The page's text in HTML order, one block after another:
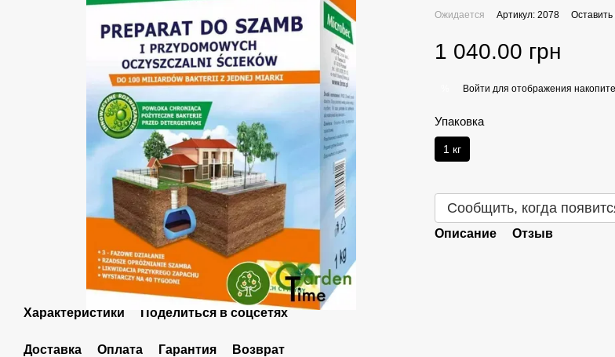
Характеристики Поделиться в соцсетях
Доставка Оплата Гарантия Возврат
Ожидается Артикул: 2078 Оставить
1 040.00 грн
Войти для отображения
Упаковка
1 кг
Сообщить, когда
Описание Отзыв